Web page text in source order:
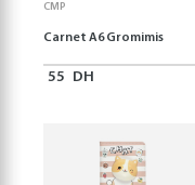
CMP
Carnet A6 Gromimis
55 DH